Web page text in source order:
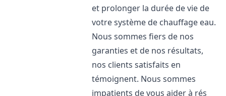
et prolonger la durée de vie de
votre système de chauffage eau.
Nous sommes fiers de nos
garanties et de nos résultats,
nos clients satisfaits en
témoignent. Nous sommes
impatients de vous aider à rés